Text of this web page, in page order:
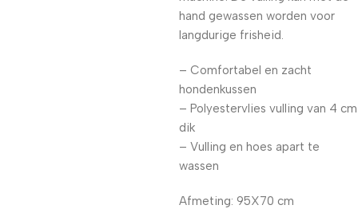
hand gewassen worden voor
langdurige frisheid.
– Comfortabel en zacht
hondenkussen
– Polyestervlies vulling van 4 cm
dik
– Vulling en hoes apart te
wassen
Afmeting: 95X70 cm